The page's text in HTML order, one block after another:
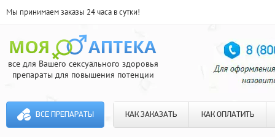
Мы принимаем заказы 24 часа в сутки!
все для Вашего сексуального здоровья
препараты для повышения потенции
ВСЕ ПРЕПАРАТЫ КАК ЗАКАЗАТЬ КАК ОПЛАТИТЬ